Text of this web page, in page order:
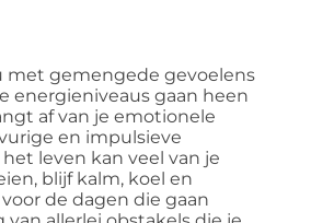
met gemengede gevoelens
energieniveaus gaan heen
af van je emotionele
en impulsieve
leven kan veel van je
blijf kalm, koel en
de dagen die gaan